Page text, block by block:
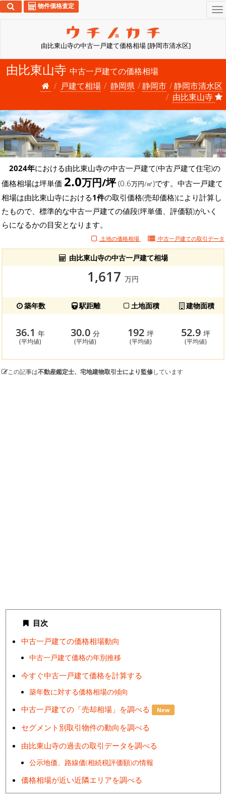
由比東山寺の中古一戸建て価格相場 [静岡市清水区]
物件価格査定
由比東山寺 中古一戸建ての価格相場
戸建て相場
静岡県 静岡市
静岡市清水区
由比東山寺
2024年における由比東山寺の中古一戸建て(中古戸建て住宅)の
価格相場は坪単価 2.0万円/坪(0.6万円/㎡)です。中古一戸建て
相場は由比東山寺における1件の取引価格(売却価格)により計算し
たもので、標準的な中古一戸建ての値段(坪単価、評価額)がいく
らになるかの目安となります。
土地の価格相場 中古一戸建ての取引データ
由比東山寺の中古一戸建て相場
1,617 万円
築年数 駅距離 土地面積 建物面積
36.1 年
(平均値)
30.0分
(平均値)
192 坪
(平均値)
52.9坪
(平均値)
この記事は不動産鑑定士、宅地建物取引士により監修しています
目次
中古一戸建ての価格相場動向
中古一戸建て価格の年別推移
今すぐ中古一戸建て価格を計算する
築年数に対する価格相場の傾向
中古一戸建ての「売却相場」を調べる New
セグメント別取引物件の動向を調べる
由比東山寺の過去の取引データを調べる
公示地価、路線価(相続税評価額)の情報
価格相場が近い近隣エリアを調べる